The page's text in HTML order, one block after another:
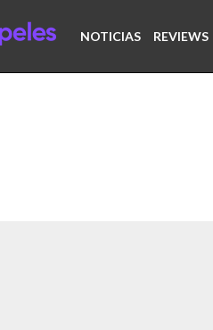
NOTICIAS REVIEWS